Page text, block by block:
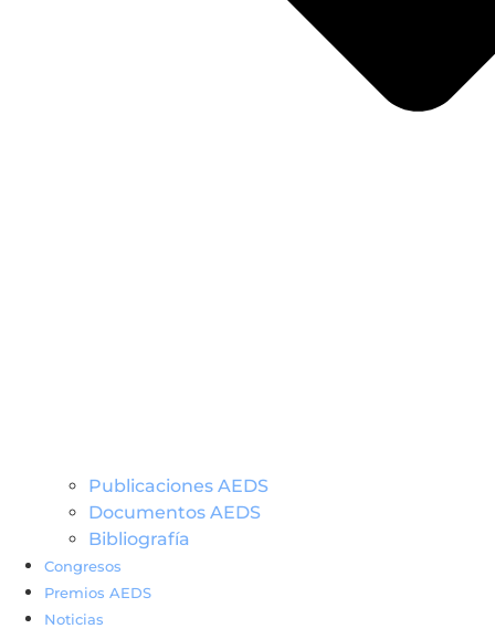
Publicaciones AEDS
Documentos AEDS
Bibliografía
Congresos
Premios AEDS
Noticias